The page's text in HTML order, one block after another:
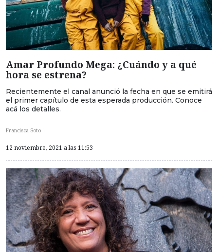
Amar Profundo Mega: ¿Cuándo y a qué
hora se estrena?
Recientemente el canal anunció la fecha en que se emitirá
el primer capítulo de esta esperada producción. Conoce
acá los detalles.
Francisca Soto
12 noviembre, 2021 a las 11:53